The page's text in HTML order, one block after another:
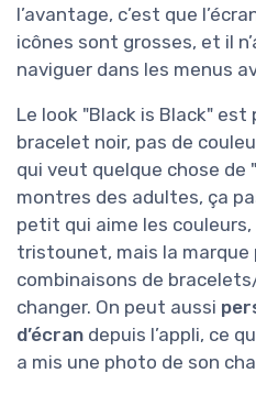
l’avantage, c’est que
icônes sont grosses, et il
naviguer dans les menus
Le look "Black is Black"
bracelet noir, pas de
qui veut quelque chose de
montres des adultes, ça
petit qui aime les
tristounet, mais la marque
combinaisons de
changer. On peut aussi
d’écran depuis l’appli, ce
a mis une photo de son